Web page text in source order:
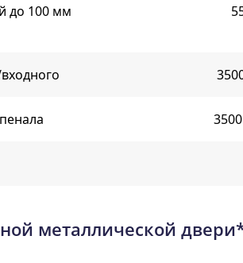
до 100 мм
металлической